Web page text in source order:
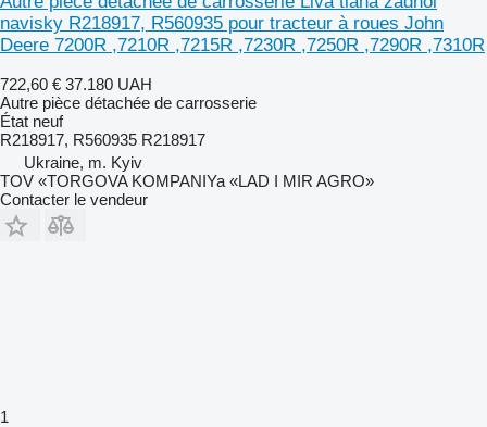
navisky R218917, R560935 pour tracteur à roues John
Deere 7200R ,7210R ,7215R ,7230R ,7250R ,7290R ,7310R
722,60 € 37.180 UAH
Autre pièce détachée de carrosserie
État neuf
R218917, R560935 R218917
Ukraine, m. Kyiv
TOV «TORGOVA KOMPANIYa «LAD I MIR AGRO»
Contacter le vendeur
1